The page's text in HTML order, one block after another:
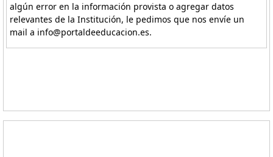
algún error en la información provista o agregar datos
relevantes de la Institución, le pedimos que nos envíe un
mail a info@portaldeeducacion.es.